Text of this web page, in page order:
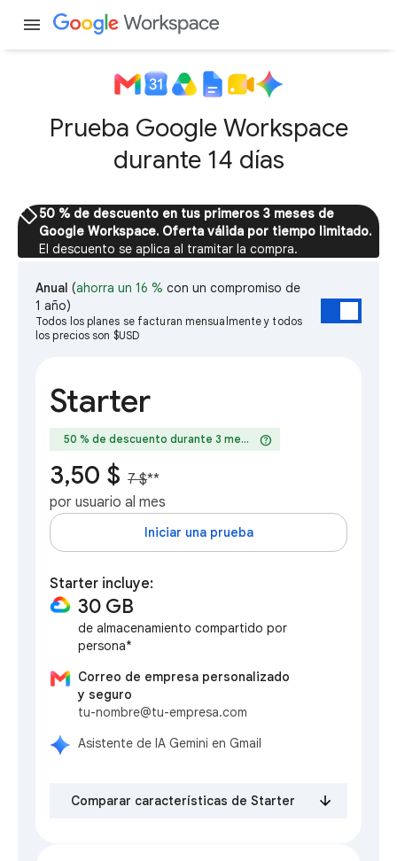
menu
Prueba Google Workspace
durante 14 días
sell50 % de descuento en tus primeros 3 meses de
Google Workspace. Oferta válida por tiempo limitado.
El descuento se aplica al tramitar la compra.
Anual (ahorra un 16 % con un compromiso de
1 año)
Todos los planes se facturan mensualmente y todos
los precios son $USD
Starter
50 % de descuento durante 3 meseshelp
3,50 $ 7 $**
por usuario al mes
Iniciar una prueba
Starter incluye:
30 GB
de almacenamiento compartido por
persona*
Correo de empresa personalizado
y seguro
tu-nombre@tu-empresa.com
Asistente de IA Gemini en Gmail
Comparar características de Starter